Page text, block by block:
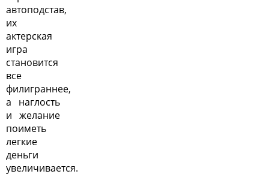
автоподстав,
их
актерская
игра
становится
все
филиграннее,
а наглость
и желание
поиметь
легкие
деньги
увеличивается.